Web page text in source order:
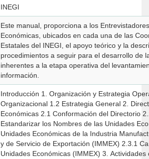
INEGI
Este manual, proporciona a los
Económicas, ubicados en cada una de las
Estatales del INEGI, el apoyo teórico y la
procedimientos a seguir para el desarrollo de
inherentes a la etapa operativa del
información.
Introducción 1. Organización y Estrategia Operativa 1.1 Estructura
Organizacional 1.2 Estrategia General 2. Directorio de Unidades
Económicas 2.1 Conformación del Directorio 2.2 Criterios para
Estandarizar los Nombres de las Unidades
Unidades Económicas de la Industria
y de Servicio de Exportación (IMMEX) 2.3.1
Unidades Económicas (IMMEX) 3. Actividades durante el